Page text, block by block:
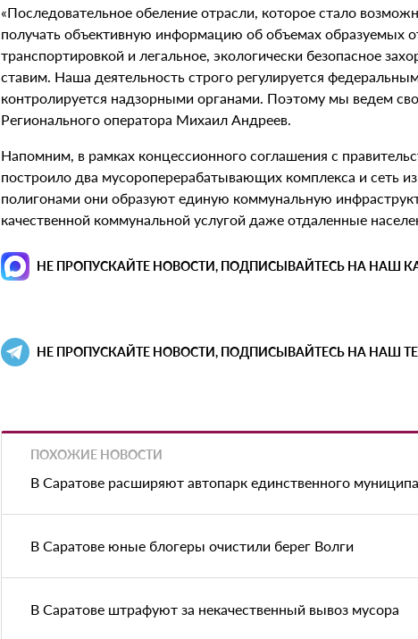
«Последовательное обеление отрасли, которое стало
получать объективную информацию об объемах образуемых
транспортировкой и легальное, экологически безопасное
ставим. Наша деятельность строго регулируется
контролируется надзорными органами. Поэтому мы ведем
Регионального оператора Михаил Андреев.
Напомним, в рамках концессионного соглашения с
построило два мусороперерабатывающих комплекса и сеть
полигонами они образуют единую коммунальную
качественной коммунальной услугой даже отдаленные
НЕ ПРОПУСКАЙТЕ НОВОСТИ, ПОДПИСЫВАЙТЕСЬ НА НАШ
НЕ ПРОПУСКАЙТЕ НОВОСТИ, ПОДПИСЫВАЙТЕСЬ НА НАШ
ПОХОЖИЕ НОВОСТИ
В Саратове расширяют автопарк единственного
В Саратове юные блогеры очистили берег Волги
В Саратове штрафуют за некачественный вывоз мусора